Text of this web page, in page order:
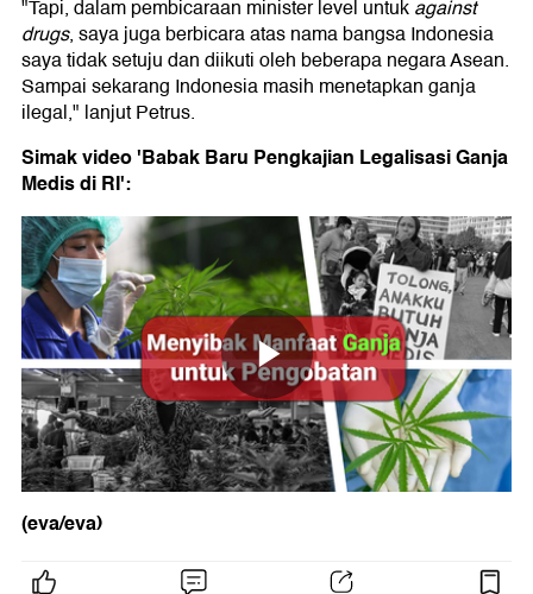
"Tapi, dalam pembicaraan minister level untukagainst
drugs, saya juga berbicara atas nama bangsa Indonesia
saya tidak setuju dan diikuti oleh beberapa negara Asean.
Sampai sekarang Indonesia masih menetapkan ganja
ilegal," lanjut Petrus.
Simak video 'Babak Baru Pengkajian Legalisasi Ganja
Medis di RI':
(eva/eva)